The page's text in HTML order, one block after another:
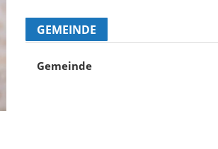
GEMEINDE
Gemeinde